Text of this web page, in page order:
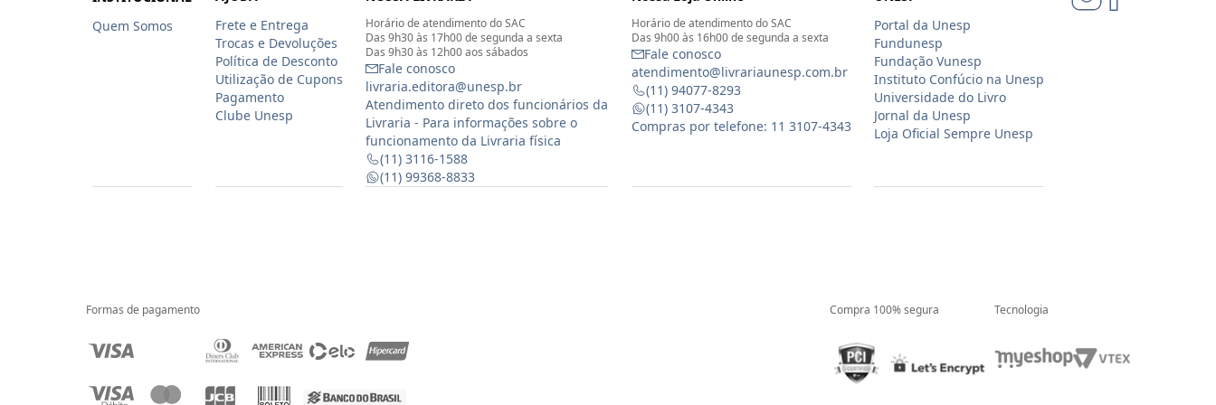
Quem Somos
Frete e Entrega
Trocas e Devoluções
Política de Desconto
Utilização de Cupons
Pagamento
Clube Unesp
Horário de atendimento do SAC
Das 9h30 às 17h00 de segunda a sexta
Das 9h30 às 12h00 aos sábados
Fale conosco
livraria.editora@unesp.br
Atendimento direto dos funcionários da
Livraria - Para informações sobre o
funcionamento da Livraria física
(11) 3116-1588
(11) 99368-8833
Horário de atendimento do SAC
Das 9h00 às 16h00 de segunda a sexta
Fale conosco
atendimento@livrariaunesp.com.br
(11) 94077-8293
(11) 3107-4343
Compras por telefone: 11 3107-4343
Portal da Unesp
Fundunesp
Fundação Vunesp
Instituto Confúcio na Unesp
Universidade do Livro
Jornal da Unesp
Loja Oficial Sempre Unesp
Formas de pagamento Compra 100% segura Tecnologia